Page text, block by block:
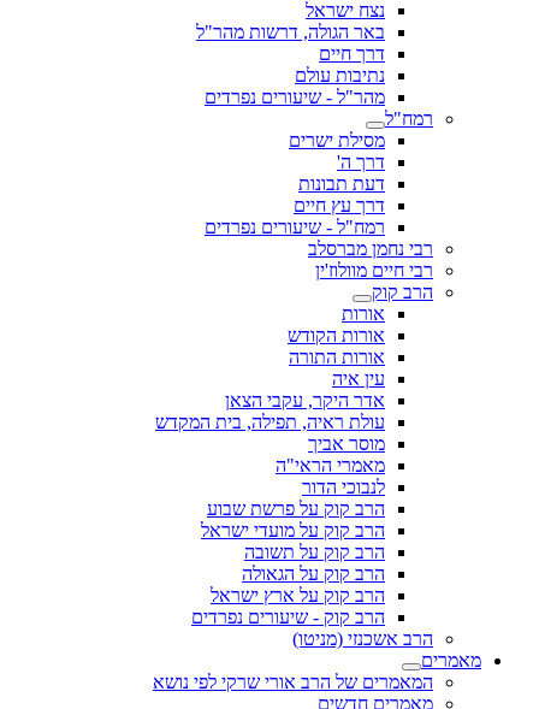
נצח ישראל
באר הגולה, דרשות מהר"ל
דרך חיים
נתיבות עולם
מהר"ל - שיעורים נפרדים
רמח"ל
מסילת ישרים
דרך ה'
דעת תבונות
דרך עץ חיים
רמח"ל - שיעורים נפרדים
רבי נחמן מברסלב
רבי חיים מוולוז'ין
הרב קוק
אורות
אורות הקודש
אורות התורה
עין איה
אדר היקר, עקבי הצאן
עולת ראיה, תפילה, בית המקדש
מוסר אביך
מאמרי הראי"ה
לנבוכי הדור
הרב קוק על פרשת שבוע
הרב קוק על מועדי ישראל
הרב קוק על תשובה
הרב קוק על הגאולה
הרב קוק על ארץ ישראל
הרב קוק - שיעורים נפרדים
הרב אשכנזי (מניטו)
מאמרים
המאמרים של הרב אורי שרקי לפי נושא
מאמרים חדשים